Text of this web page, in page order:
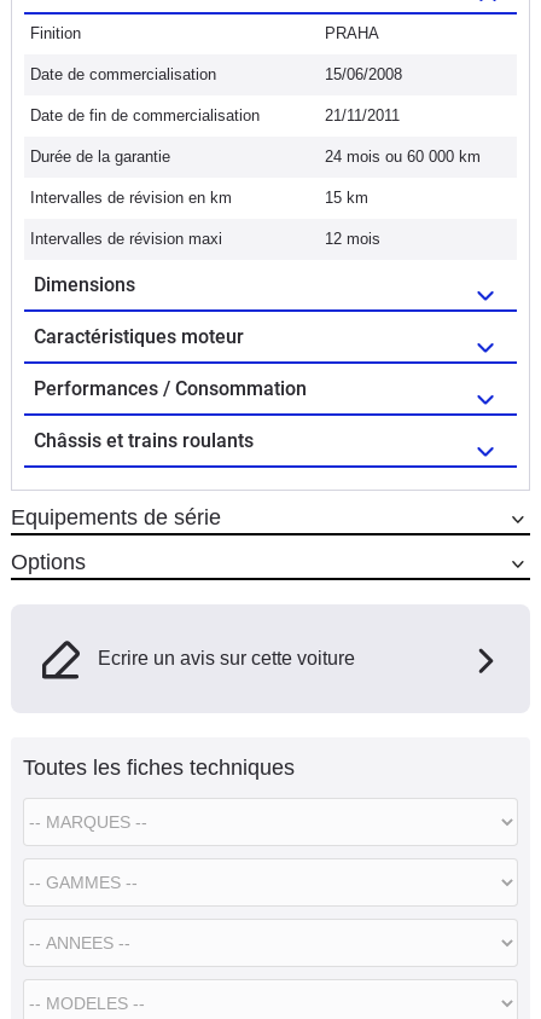
Finition PRAHA
Date de commercialisation 15/06/2008
Date de fin de commercialisation 21/11/2011
Durée de la garantie 24 mois ou 60 000 km
Intervalles de révision en km 15 km
Intervalles de révision maxi 12 mois
Dimensions
Caractéristiques moteur
Performances / Consommation
Châssis et trains roulants
Equipements de série
Options
Ecrire un avis sur cette voiture
Toutes les fiches techniques